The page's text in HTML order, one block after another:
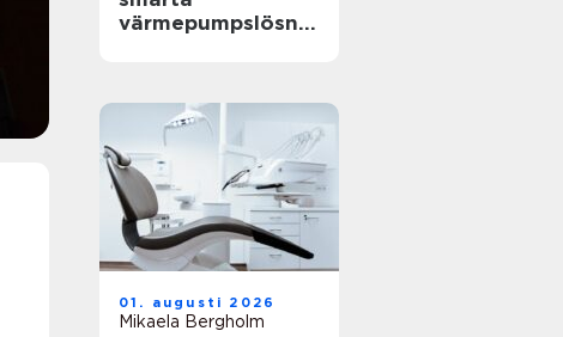
värmepumpslösnin
01. augusti 2026
Mikaela Bergholm